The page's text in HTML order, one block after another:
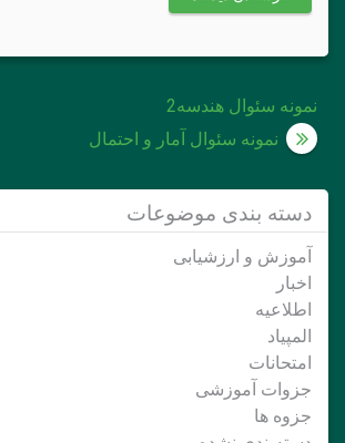
راهبری
نوشته
نمونه سئوال هندسه2
نمونه سئوال آمار و احتمال
دسته بندی موضوعات
آموزش و ارزشیابی
اخبار
اطلاعیه
المپیاد
امتحانات
جزوات آموزشی
جزوه ها